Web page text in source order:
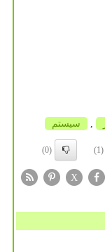
, سیستم
(1)
(0)
X